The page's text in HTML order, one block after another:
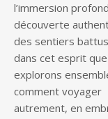
l’immersion
découverte
des sentiers
dans cet esprit
explorons
comment voyager
autrement, en